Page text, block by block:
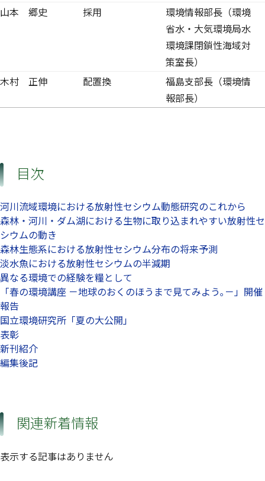
山本 郷史
採用
環境情報部長（環境
省水・大気環境局水
環境課閉鎖性海域対
策室長）
木村 正伸
配置換
福島支部長（環境情
報部長）
目次
河川流域環境における放射性セシウム動態研究のこれから
森林・河川・ダム湖における生物に取り込まれやすい放射性セ
シウムの動き
森林生態系における放射性セシウム分布の将来予測
淡水魚における放射性セシウムの半減期
異なる環境での経験を糧として
「春の環境講座 －地球のおくのほうまで見てみよう｡－」開催
報告
国立環境研究所「夏の大公開」
表彰
新刊紹介
編集後記
関連新着情報
表示する記事はありません